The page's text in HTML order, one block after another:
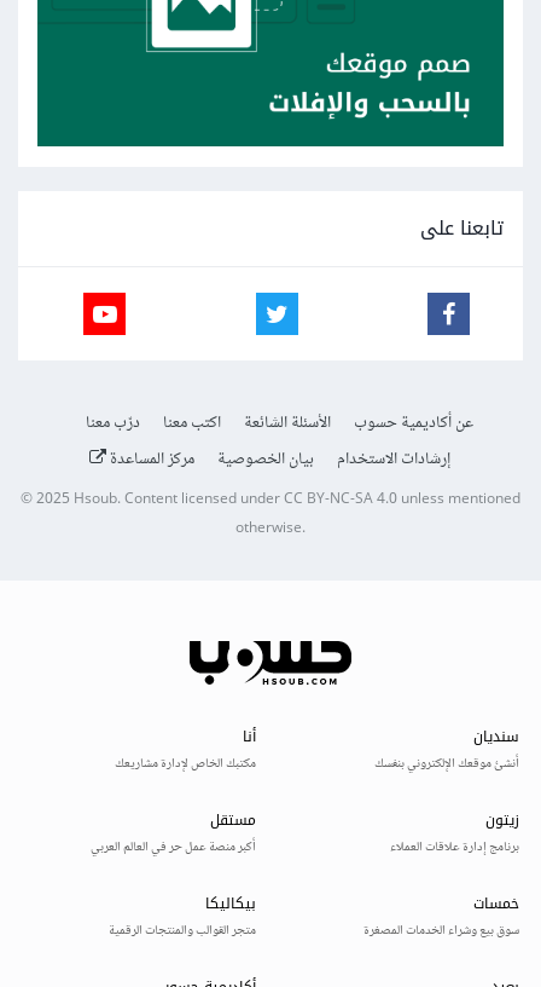
تابعنا على
عن أكاديمية حسوب الأسئلة الشائعة اكتب معنا
درّب معنا
إرشادات الاستخدام
بيان الخصوصية مركز المساعدة
© 2025Hsoub.Content licensed underCC BY-NC-SA 4.0unless mentioned
otherwise.